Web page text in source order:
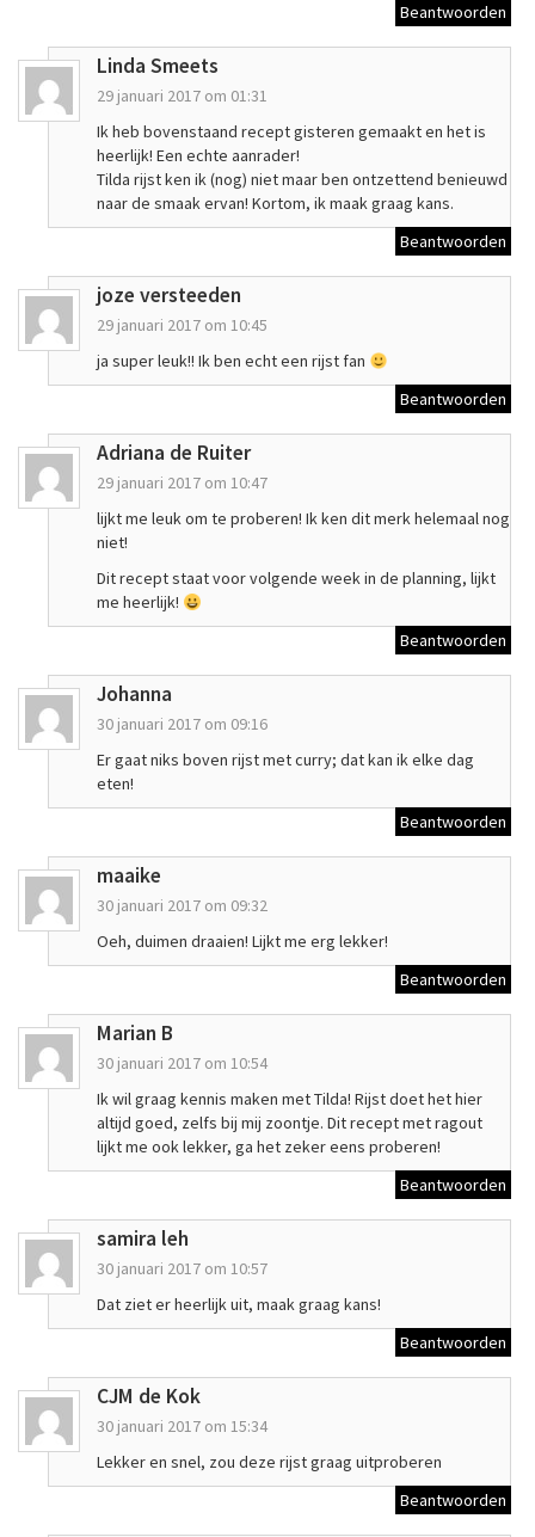
Beantwoorden
Linda Smeets
29 januari 2017 om 01:31
Ik heb bovenstaand recept gisteren gemaakt en het is
heerlijk! Een echte aanrader!
Tilda rijst ken ik (nog) niet maar ben ontzettend benieuwd
naar de smaak ervan! Kortom, ik maak graag kans.
Beantwoorden
joze versteeden
29 januari 2017 om 10:45
ja super leuk!! Ik ben echt een rijst fan
Beantwoorden
Adriana de Ruiter
29 januari 2017 om 10:47
lijkt me leuk om te proberen! Ik ken dit merk helemaal nog
niet!
Dit recept staat voor volgende week in de planning, lijkt
me heerlijk!
Beantwoorden
Johanna
30 januari 2017 om 09:16
Er gaat niks boven rijst met curry; dat kan ik elke dag
eten!
Beantwoorden
maaike
30 januari 2017 om 09:32
Oeh, duimen draaien! Lijkt me erg lekker!
Beantwoorden
Marian B
30 januari 2017 om 10:54
Ik wil graag kennis maken met Tilda! Rijst doet het hier
altijd goed, zelfs bij mij zoontje. Dit recept met ragout
lijkt me ook lekker, ga het zeker eens proberen!
Beantwoorden
samira leh
30 januari 2017 om 10:57
Dat ziet er heerlijk uit, maak graag kans!
Beantwoorden
CJM de Kok
30 januari 2017 om 15:34
Lekker en snel, zou deze rijst graag uitproberen
Beantwoorden